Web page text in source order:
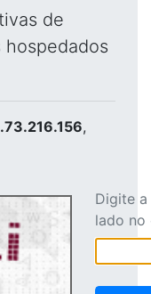
de
hospedados
,
Digite
lado no